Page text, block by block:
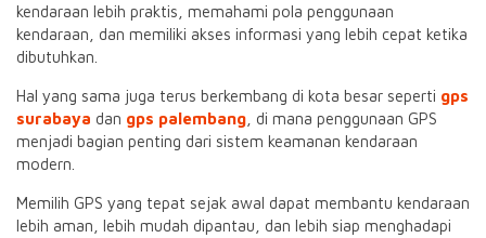
kendaraan lebih praktis, memahami pola penggunaan
kendaraan, dan memiliki akses informasi yang lebih cepat ketika
dibutuhkan.
Hal yang sama juga terus berkembang di kota besar seperti gps
surabaya dan gps palembang , di mana penggunaan GPS
menjadi bagian penting dari sistem keamanan kendaraan
modern.
Memilih GPS yang tepat sejak awal dapat membantu kendaraan
lebih aman, lebih mudah dipantau, dan lebih siap menghadapi